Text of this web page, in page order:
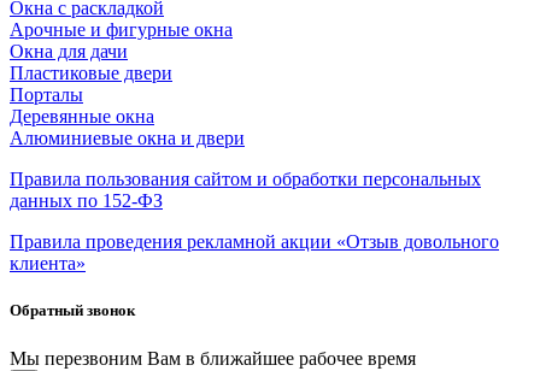
Окна с раскладкой
Арочные и фигурные окна
Окна для дачи
Пластиковые двери
Порталы
Деревянные окна
Алюминиевые окна и двери
Правила пользования сайтом и обработки персональных
данных по 152-ФЗ
Правила проведения рекламной акции «Отзыв довольного
клиента»
Обратный звонок
Мы перезвоним Вам в ближайшее рабочее время